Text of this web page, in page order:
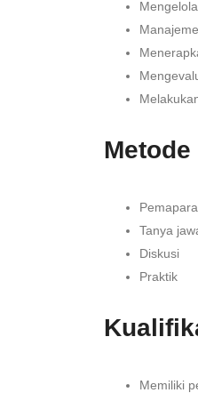
Tanya
Diskusi
Praktik
Memiliki